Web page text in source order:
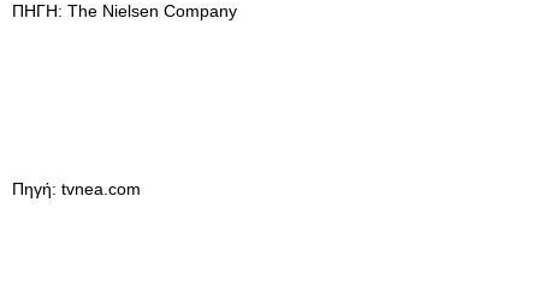
ΠΗΓΗ: The Nielsen Company
Πηγή: tvnea.com